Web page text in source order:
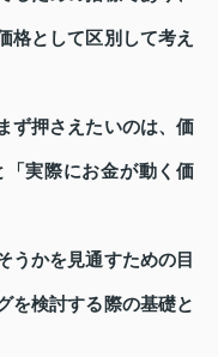
格として区別して考え
ず押さえたいのは、価
実際にお金が動く価
うかを見通すための目
を検討する際の基礎と